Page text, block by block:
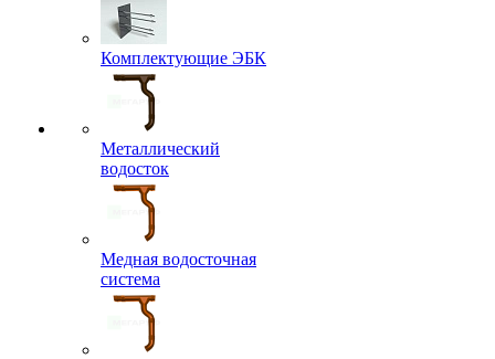
Комплектующие ЭБК
Металлический
водосток
Медная водосточная
система